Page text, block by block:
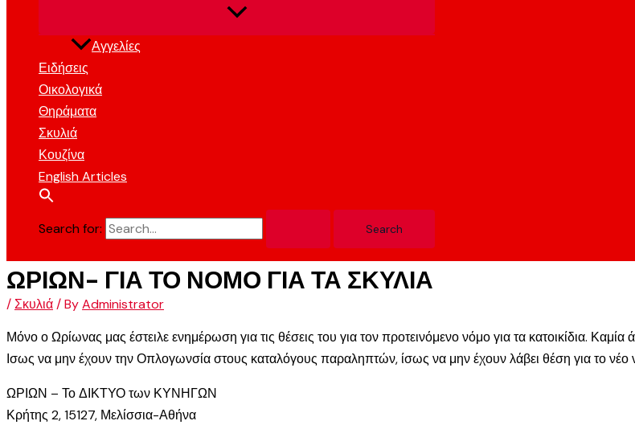
Αγγελίες
Ειδήσεις
Οικολογικά
Θηράματα
Σκυλιά
Κουζίνα
English Articles
Search for:
ΩΡΙΩΝ- ΓΙΑ ΤΟ ΝΟΜΟ ΓΙΑ ΤΑ ΣΚΥΛΙΑ
/Σκυλιά/ ByAdministrator
Μόνο ο Ωρίωνας μας έστειλε ενημέρωση για τις θέσεις του για τον προτεινόμενο νόμο για τα κατοικίδια. Καμία
Ισως να μην έχουν την Οπλογωνσία στους καταλόγους παραληπτών, ίσως να μην έχουν λάβει θέση για το νέο
ΩΡΙΩΝ – Το ΔΙΚΤΥΟ των ΚΥΝΗΓΩΝ
Κρήτης 2, 15127, Μελίσσια-Αθήνα